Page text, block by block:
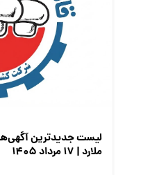
لیست جدیدترین
ملارد | ۱۷ مرداد ۱۴۰۵